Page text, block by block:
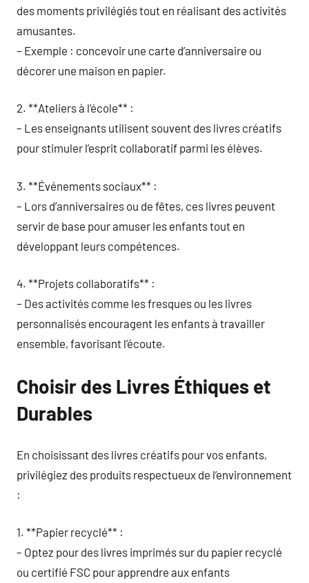
des moments privilégiés tout en réalisant des activités
amusantes.
– Exemple : concevoir une carte d’anniversaire ou
décorer une maison en papier.
2. **Ateliers à l’école** :
– Les enseignants utilisent souvent des livres créatifs
pour stimuler l’esprit collaboratif parmi les élèves.
3. **Événements sociaux** :
– Lors d’anniversaires ou de fêtes, ces livres peuvent
servir de base pour amuser les enfants tout en
développant leurs compétences.
4. **Projets collaboratifs** :
– Des activités comme les fresques ou les livres
personnalisés encouragent les enfants à travailler
ensemble, favorisant l’écoute.
Choisir des Livres Éthiques et
Durables
En choisissant des livres créatifs pour vos enfants,
privilégiez des produits respectueux de l’environnement
:
1. **Papier recyclé** :
– Optez pour des livres imprimés sur du papier recyclé
ou certifié FSC pour apprendre aux enfants